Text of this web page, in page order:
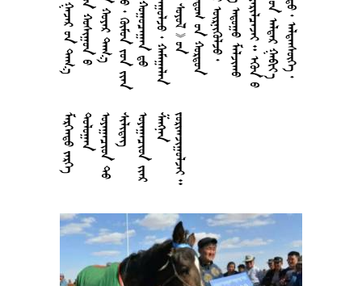




































































 